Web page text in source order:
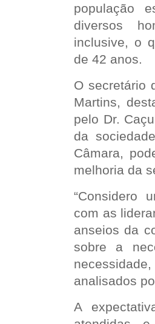
população
diversos
inclusive, o
de 42 anos.
O secretário
Martins,
pelo Dr.
da
Câmara,
melhoria da
“Considero
com as
anseios da
sobre a
analisados
A